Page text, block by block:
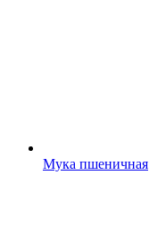
Мука пшеничная